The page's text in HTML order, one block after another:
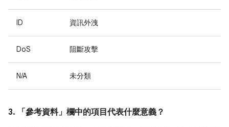
ID 資訊外洩
DoS 阻斷攻擊
N/A 未分類
3. 「參考資料」 欄中的項目代表什麼意義？